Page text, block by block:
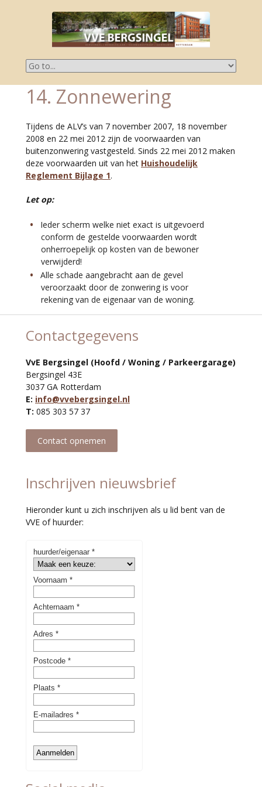
14. Zonnewering
Tijdens de ALV’s van 7 november 2007, 18 november
2008 en 22 mei 2012 zijn de voorwaarden van
buitenzonwering vastgesteld. Sinds 22 mei 2012 maken
deze voorwaarden uit van het Huishoudelijk
Reglement Bijlage 1.
Let op:
Ieder scherm welke niet exact is uitgevoerd
conform de gestelde voorwaarden wordt
onherroepelijk op kosten van de bewoner
verwijderd!
Alle schade aangebracht aan de gevel
veroorzaakt door de zonwering is voor
rekening van de eigenaar van de woning.
Contactgegevens
VvE Bergsingel (Hoofd / Woning / Parkeergarage)
Bergsingel 43E
3037 GA Rotterdam
E: info@vvebergsingel.nl
T: 085 303 57 37
Contact opnemen
Inschrijven nieuwsbrief
Hieronder kunt u zich inschrijven als u lid bent van de
VVE of huurder: